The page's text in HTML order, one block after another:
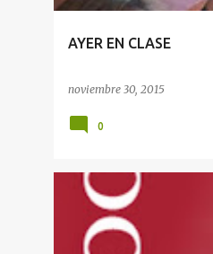
AYER EN CLASE
noviembre 30, 2015
0
EVENTOS